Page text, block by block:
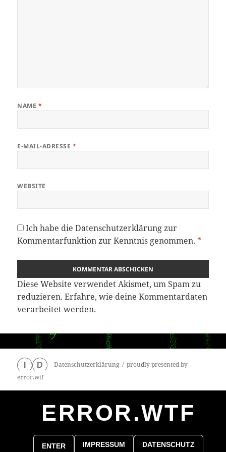
NAME *
E-MAIL-ADRESSE *
WEBSITE
Ich habe dieDatenschutzerklärungzur
Kommentarfunktion zur Kenntnis genommen. *
Diese Website verwendet Akismet, um Spam zu
reduzieren.Erfahre, wie deine Kommentardaten
verarbeitet werden.
D Datenschutzerklärung
proudly presented by
error.wtf
ERROR.WTF
ENTER IMPRESSUM DATENSCHUTZ